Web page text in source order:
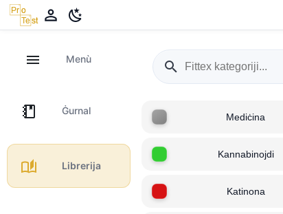
Menù
Ġurnal
Librerija
Mediċina
Kannabinojdi
Katinona